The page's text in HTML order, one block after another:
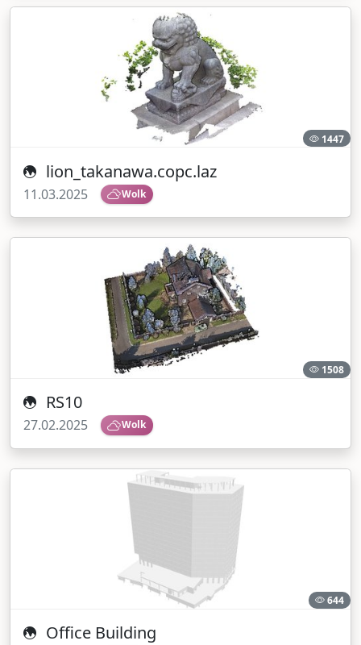
1447
lion_takanawa.copc.laz
11.03.2025 Wolk
1508
RS10
27.02.2025 Wolk
644
Office Building